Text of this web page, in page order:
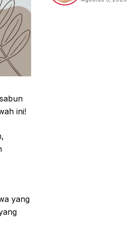
ini!
yang